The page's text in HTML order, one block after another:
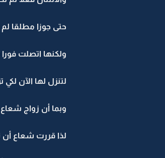
حتى جوزا مطلقا
ولكنها اتصلت
لتنزل لها الآن لكي
وبما أن زواج
لذا قررت شعاع أن